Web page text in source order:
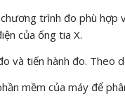
trình đo phù hợp
của ống tia X.
và tiến hành đo. Theo
mềm của máy để